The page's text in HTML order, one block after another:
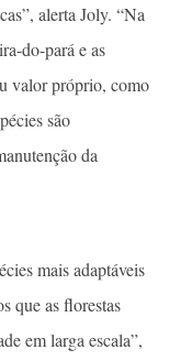
alerta Joly. “Na
do-pará e as
valor próprio, como
são
da
mais adaptáveis
que as florestas
em larga escala”,